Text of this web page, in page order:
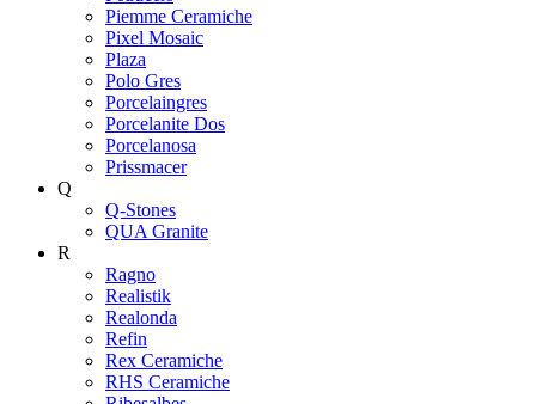
Piemme Ceramiche
Pixel Mosaic
Plaza
Polo Gres
Porcelaingres
Porcelanite Dos
Porcelanosa
Prissmacer
Q
Q-Stones
QUA Granite
R
Ragno
Realistik
Realonda
Refin
Rex Ceramiche
RHS Ceramiche